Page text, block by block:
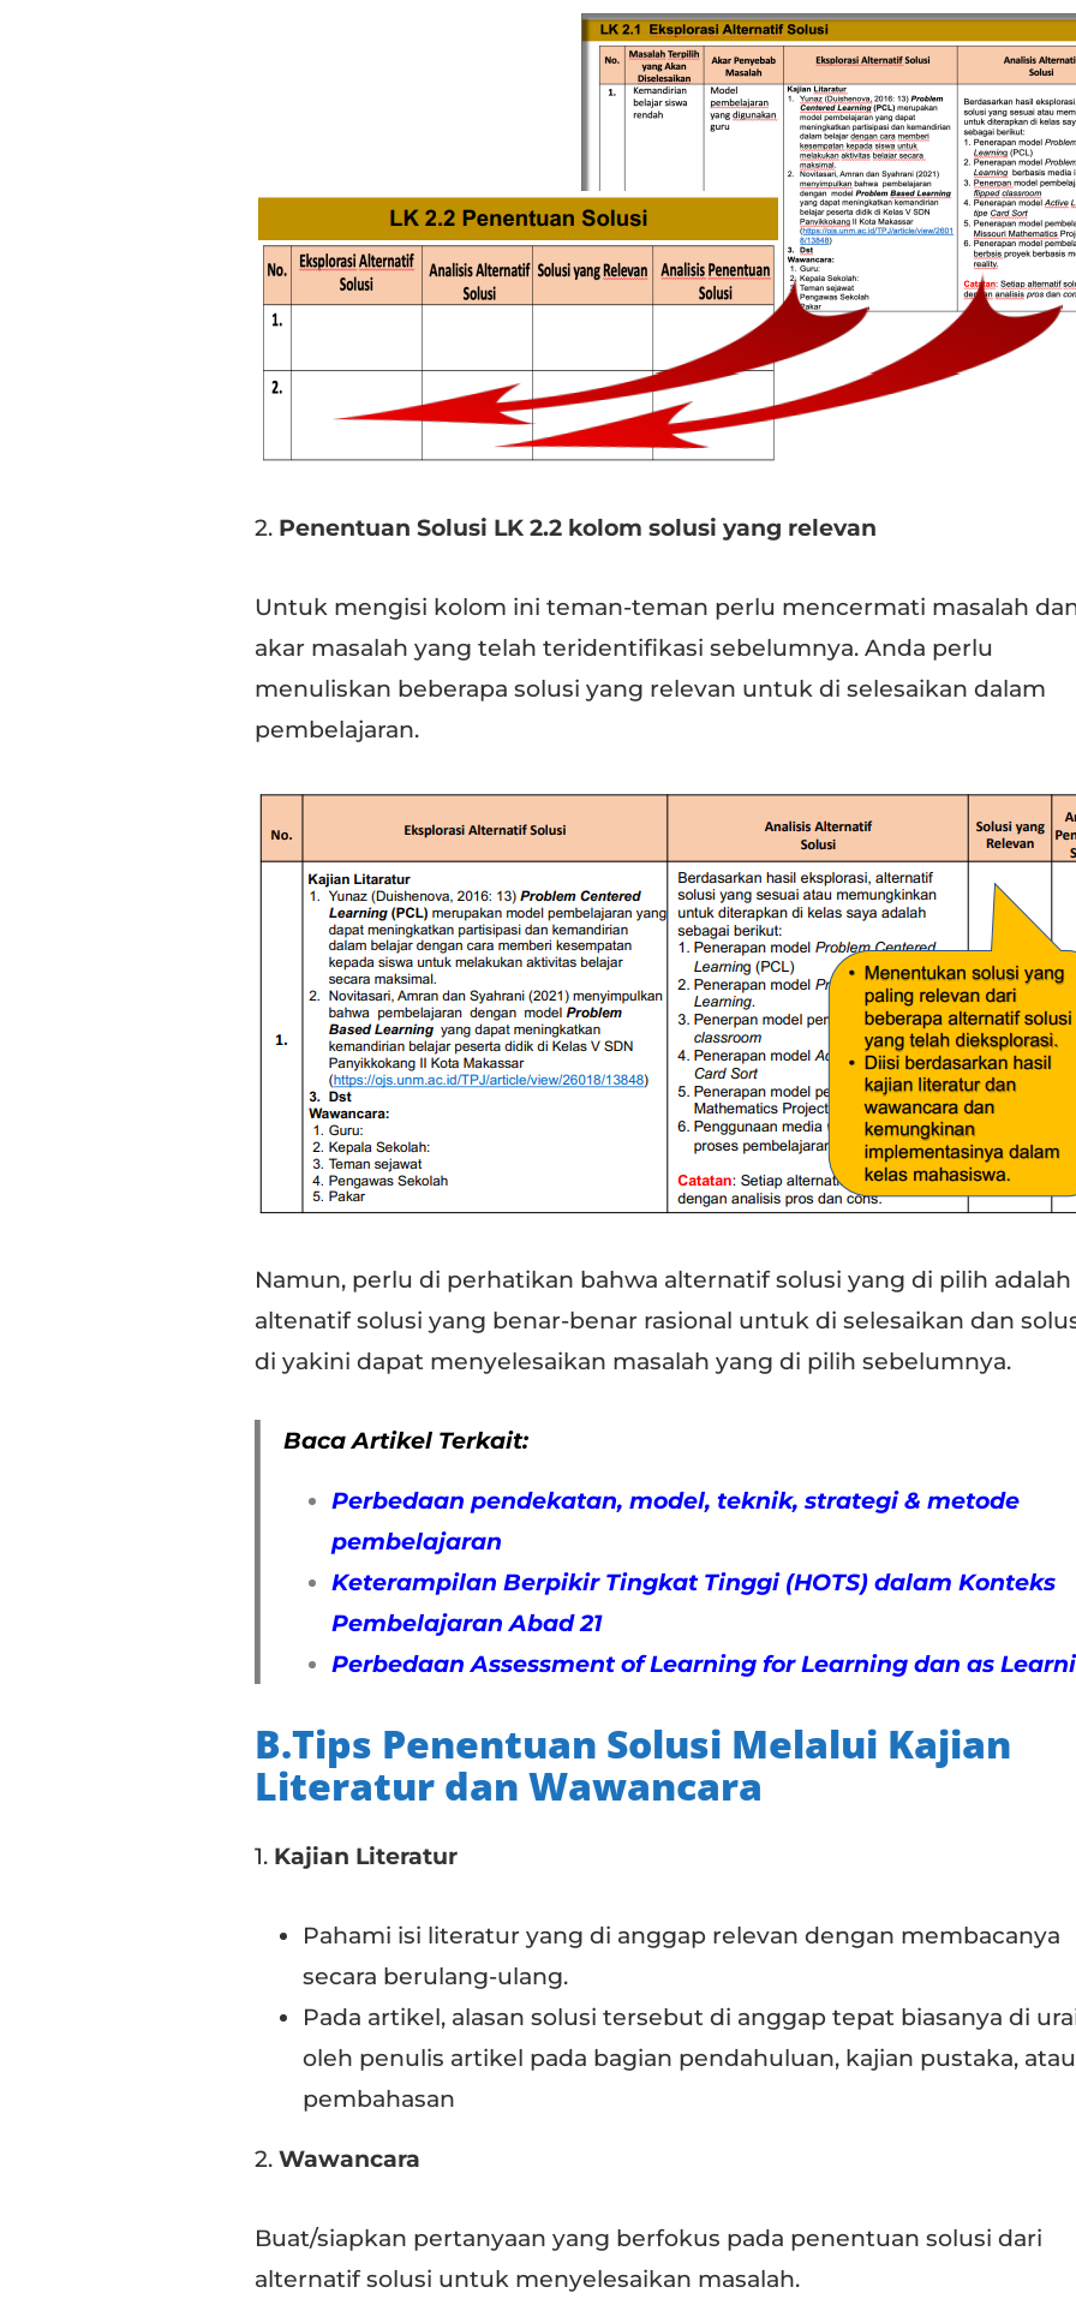
2. Penentuan Solusi LK 2.2 kolom solusi yang relevan
Untuk mengisi kolom ini teman-teman perlu mencermati masalah
akar masalah yang telah teridentifikasi sebelumnya. Anda perlu
menuliskan beberapa solusi yang relevan untuk di selesaikan dalam
pembelajaran.
Namun, perlu di perhatikan bahwa alternatif solusi yang di pilih adalah
altenatif solusi yang benar-benar rasional untuk di selesaikan dan
di yakini dapat menyelesaikan masalah yang di pilih sebelumnya.
Baca Artikel Terkait:
Perbedaan pendekatan, model, teknik, strategi & metode
pembelajaran
Keterampilan Berpikir Tingkat Tinggi (HOTS) dalam Konteks
Pembelajaran Abad 21
Perbedaan Assessment of Learning for Learning dan as
B.Tips Penentuan Solusi Melalui Kajian
Literatur dan Wawancara
1. Kajian Literatur
Pahami isi literatur yang di anggap relevan dengan membacanya
secara berulang-ulang.
Pada artikel, alasan solusi tersebut di anggap tepat biasanya di
oleh penulis artikel pada bagian pendahuluan, kajian pustaka, atau
pembahasan
2. Wawancara
Buat/siapkan pertanyaan yang berfokus pada penentuan solusi dari
alternatif solusi untuk menyelesaikan masalah.